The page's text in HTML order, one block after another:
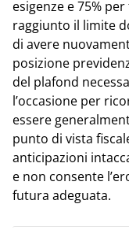
esigenze e 75%
raggiunto il limite
di avere
posizione
del plafond
l’occasione per
essere
punto di vista
anticipazioni
e non consente
futura adeguata.